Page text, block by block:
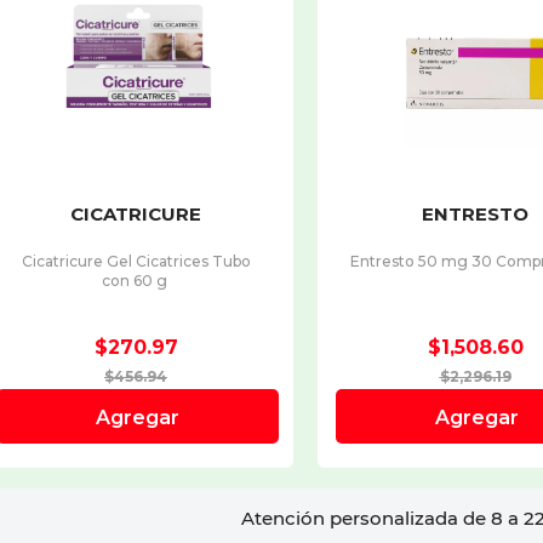
Atención personalizada de 8 a